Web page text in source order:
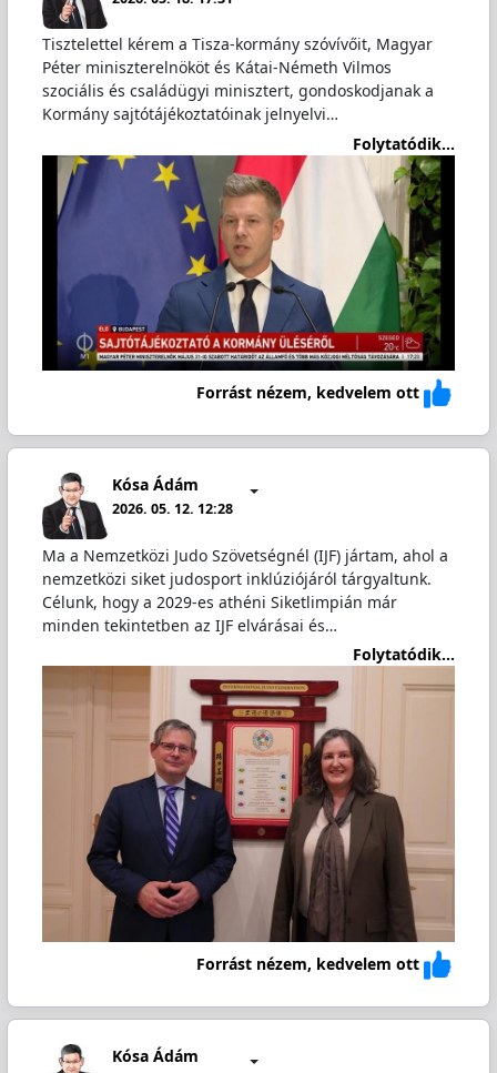
Tisztelettel kérem a Tisza-kormány szóvívőit, Magyar
Péter miniszterelnököt és Kátai-Németh Vilmos
szociális és családügyi minisztert, gondoskodjanak a
Kormány sajtótájékoztatóinak jelnyelvi…
Folytatódik...
Forrást nézem, kedvelem ott
Kósa Ádám
2026. 05. 12. 12:28
Ma a Nemzetközi Judo Szövetségnél (IJF) jártam, ahol a
nemzetközi siket judosport inklúziójáról tárgyaltunk.
Célunk, hogy a 2029-es athéni Siketlimpián már
minden tekintetben az IJF elvárásai és…
Folytatódik...
Forrást nézem, kedvelem ott
Kósa Ádám